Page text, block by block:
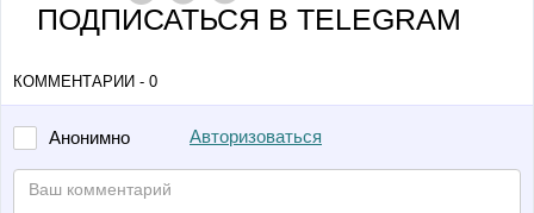
ПОДПИСАТЬСЯ В TELEGRAM
КОММЕНТАРИИ - 0
Анонимно Авторизоваться